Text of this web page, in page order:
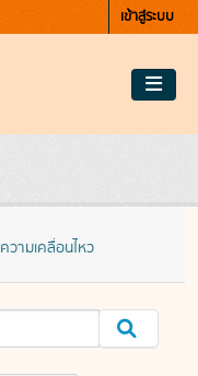
เข้าสู่ระบบ
ความเคลื่อนไหว